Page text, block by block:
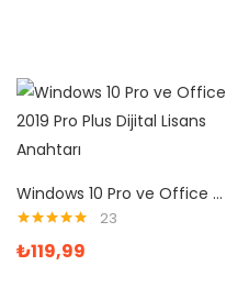
Windows 10 Pro ve Office 2019 Pro Plus Dijital Lisans Anahtarı
5.00
oy aldı
23
₺119,99